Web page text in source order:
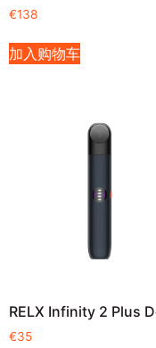
€138
加入购物车
RELX Infinity 2 Plus
€35